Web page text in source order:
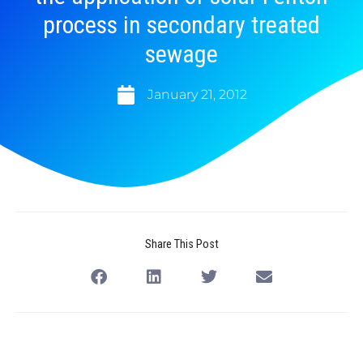
process in secondary treated
sewage
January 21, 2012
Share This Post